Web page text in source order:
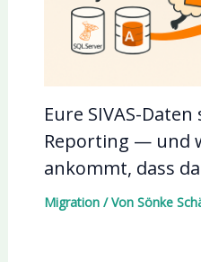
Eure SIVAS-
Reporting — und
ankommt, dass
Migration/ Von Sönke